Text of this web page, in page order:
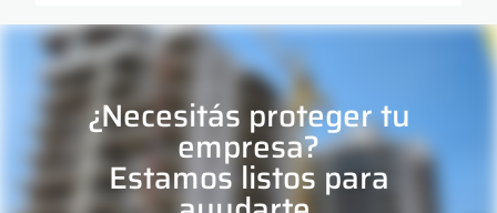
¿Necesitás proteger tu
empresa?
Estamos listos para